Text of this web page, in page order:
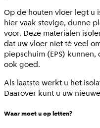
Op de houten vloer legt u
hier vaak stevige, dunne
voor. Deze materialen
dat uw vloer niet té veel
piepschuim (EPS)
ook goed.
Als laatste werkt u het
Daarover kunt u uw
Waar moet u op letten?